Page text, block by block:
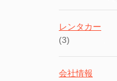
レンタカー
(3)
会社情報